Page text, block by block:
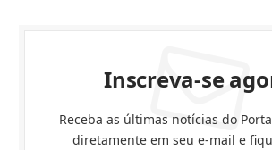
Inscreva-se
Receba as últimas notícias do
diretamente em seu e-mail e